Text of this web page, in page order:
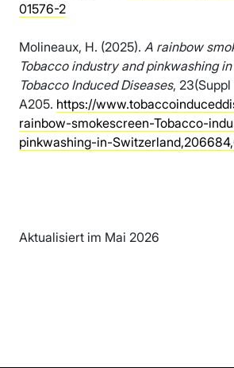
01576-2
Molineaux, H. (2025). A rainbow
Tobacco industry and pinkwashing
Tobacco Induced Diseases, 23(Suppl
A205. https://
rainbow-smokescreen-Tobacco-
pinkwashing-in-
Aktualisiert im Mai 2026